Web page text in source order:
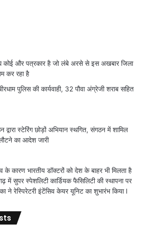
कोई और पत्रकार है जो लंबे अरसे से इस अखबार जिला
कर रहा है
पुलिस की कार्यवाही, 32 पौवा अंग्रेजी शराब सहित
द्वारा स्टेरिंग छोड़ों अभियान स्थगित, संगठन में शामिल
का आदेश जारी
के कारण भारतीय डॉक्टरों को देश के बाहर भी मिलता है
में सुपर स्पेशलिटी कार्डियक फैसिलिटी की स्थापना पर
ने रेस्पिरेटरी इंटेंसिव केयर यूनिट का शुभारंभ किया l